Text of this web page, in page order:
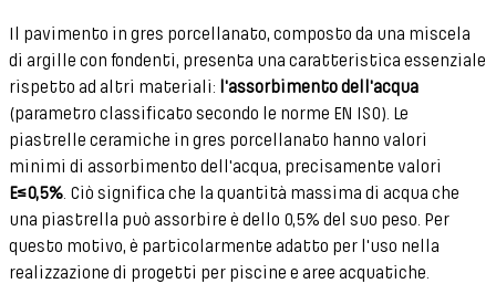
Il pavimento in gres porcellanato, composto da una miscela
di argille con fondenti, presenta una caratteristica essenziale
rispetto ad altri materiali: l'assorbimento dell'acqua
(parametro classificato secondo le norme EN ISO). Le
piastrelle ceramiche in gres porcellanato hanno valori
minimi di assorbimento dell'acqua, precisamente valori
E≤0,5% . Ciò significa che la quantità massima di acqua che
una piastrella può assorbire è dello 0,5% del suo peso. Per
questo motivo, è particolarmente adatto per l'uso nella
realizzazione di progetti per piscine e aree acquatiche.